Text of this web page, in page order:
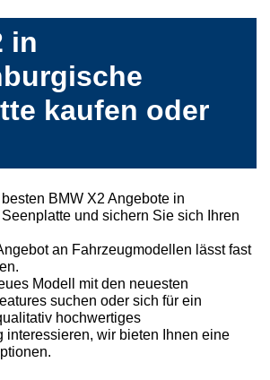
in
kaufen oder
BMW X2 Angebote in
und sichern Sie sich Ihren
an Fahrzeugmodellen lässt fast
Modell mit den neuesten
suchen oder sich für ein
hochwertiges
interessieren, wir bieten Ihnen eine